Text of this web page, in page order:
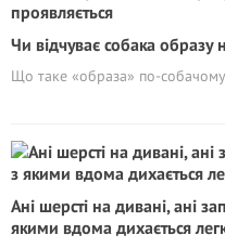
Чи відчуває собака образу
Що таке «образа» по-собачому
Ані шерсті на дивані, ані
якими вдома дихається